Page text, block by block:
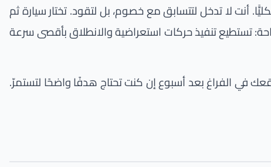
أنت لا تدخل لتتسابق مع خصوم، بل لتقود. تختار سيارة ثم
تستطيع تنفيذ حركات استعراضية والانطلاق بأقصى سرعة
في الفراغ بعد أسبوع إن كنت تحتاج هدفًا واضحًا لتستمرّ.